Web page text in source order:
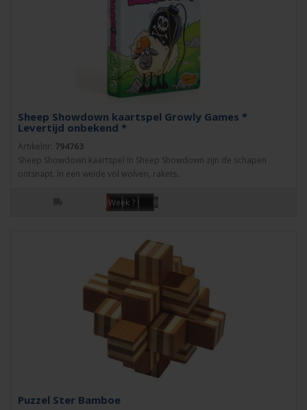
Sheep Showdown kaartspel Growly Games *
Levertijd onbekend *
Artikelnr: 794763
Sheep Showdown kaartspel In Sheep Showdown zijn de schapen
ontsnapt. In een weide vol wolven, rakets..
Week ?
Puzzel Ster Bamboe